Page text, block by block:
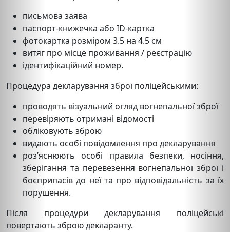
письмова заява
паспорт-книжечка або ID-картка
фотокартка розміром 3.5 на 4.5 см
витяг про місце проживання / реєстрацію
ідентифікаційний номер.
Процедура декларування зброї поліцейськими:
проводять візуальний огляд вогнепальної зброї
перевіряють отримані відомості
обліковують зброю
видають особі повідомлення про декларування
роз’яснюють особі правила безпеки, носіння,
зберігання та перевезення вогнепальної зброї і
боєприпасів до неї та про відповідальність за їх
порушення.
Після процедури декларування поліцейські
повертають зброю декларанту.